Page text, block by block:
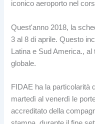
iconico aeroporto nel
Quest'anno 2018, la
3 al 8 di aprile. Questo
Latina e Sud America.,
globale.
FIDAE ha la particolarità
martedì al venerdì le
accreditato della